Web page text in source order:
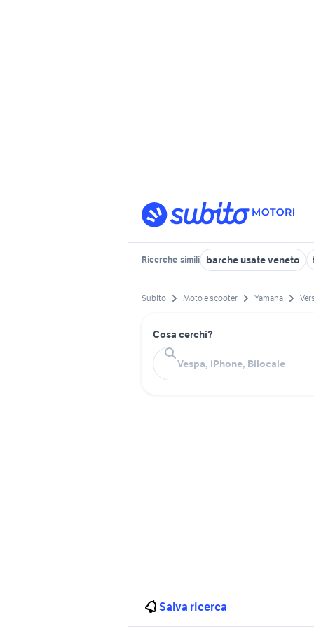
Ricerche simili barche usate veneto
Subito Moto e scooter Yamaha
Cosa cerchi?
Salva ricerca